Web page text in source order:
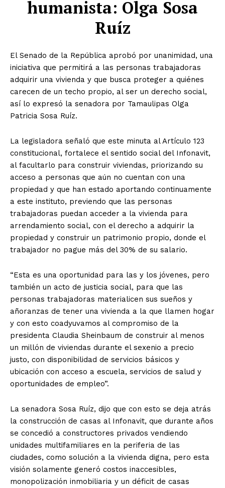
humanista: Olga Sosa
Ruíz
El Senado de la República aprobó por unanimidad, una
iniciativa que permitirá a las personas trabajadoras
adquirir una vivienda y que busca proteger a quiénes
carecen de un techo propio, al ser un derecho social,
así lo expresó la senadora por Tamaulipas Olga
Patricia Sosa Ruíz.
La legisladora señaló que este minuta al Artículo 123
constitucional, fortalece el sentido social del Infonavit,
al facultarlo para construir viviendas, priorizando su
acceso a personas que aún no cuentan con una
propiedad y que han estado aportando continuamente
a este instituto, previendo que las personas
trabajadoras puedan acceder a la vivienda para
arrendamiento social, con el derecho a adquirir la
propiedad y construir un patrimonio propio, donde el
trabajador no pague más del 30% de su salario.
“Esta es una oportunidad para las y los jóvenes, pero
también un acto de justicia social, para que las
personas trabajadoras materialicen sus sueños y
añoranzas de tener una vivienda a la que llamen hogar
y con esto coadyuvamos al compromiso de la
presidenta Claudia Sheinbaum de construir al menos
un millón de viviendas durante el sexenio a precio
justo, con disponibilidad de servicios básicos y
ubicación con acceso a escuela, servicios de salud y
oportunidades de empleo”.
La senadora Sosa Ruíz, dijo que con esto se deja atrás
la construcción de casas al Infonavit, que durante años
se concedió a constructores privados vendiendo
unidades multifamiliares en la periferia de las
ciudades, como solución a la vivienda digna, pero esta
visión solamente generó costos inaccesibles,
monopolización inmobiliaria y un déficit de casas